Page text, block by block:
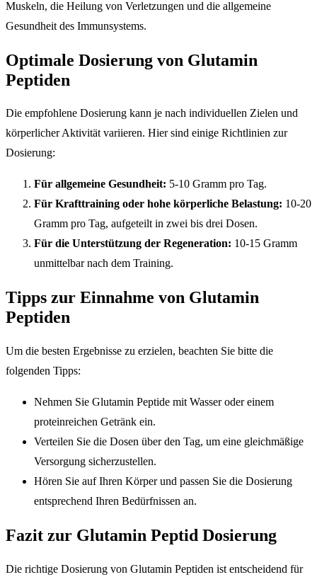
Muskeln, die Heilung von Verletzungen und die allgemeine
Gesundheit des Immunsystems.
Optimale Dosierung von Glutamin
Peptiden
Die empfohlene Dosierung kann je nach individuellen Zielen und
körperlicher Aktivität variieren. Hier sind einige Richtlinien zur
Dosierung:
Für allgemeine Gesundheit: 5-10 Gramm pro Tag.
Für Krafttraining oder hohe körperliche Belastung: 10-20
Gramm pro Tag, aufgeteilt in zwei bis drei Dosen.
Für die Unterstützung der Regeneration: 10-15 Gramm
unmittelbar nach dem Training.
Tipps zur Einnahme von Glutamin
Peptiden
Um die besten Ergebnisse zu erzielen, beachten Sie bitte die
folgenden Tipps:
Nehmen Sie Glutamin Peptide mit Wasser oder einem
proteinreichen Getränk ein.
Verteilen Sie die Dosen über den Tag, um eine gleichmäßige
Versorgung sicherzustellen.
Hören Sie auf Ihren Körper und passen Sie die Dosierung
entsprechend Ihren Bedürfnissen an.
Fazit zur Glutamin Peptid Dosierung
Die richtige Dosierung von Glutamin Peptiden ist entscheidend für